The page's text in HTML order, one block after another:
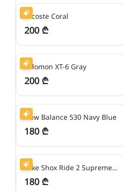
Lacoste Coral
200 ₾
50₾/თვეში
Salomon XT-6 Gray
200 ₾
45₾/თვეში
New Balance 530 Navy Blue
180 ₾
45₾/თვეში
Nike Shox Ride 2 Supreme White/Pink
180 ₾